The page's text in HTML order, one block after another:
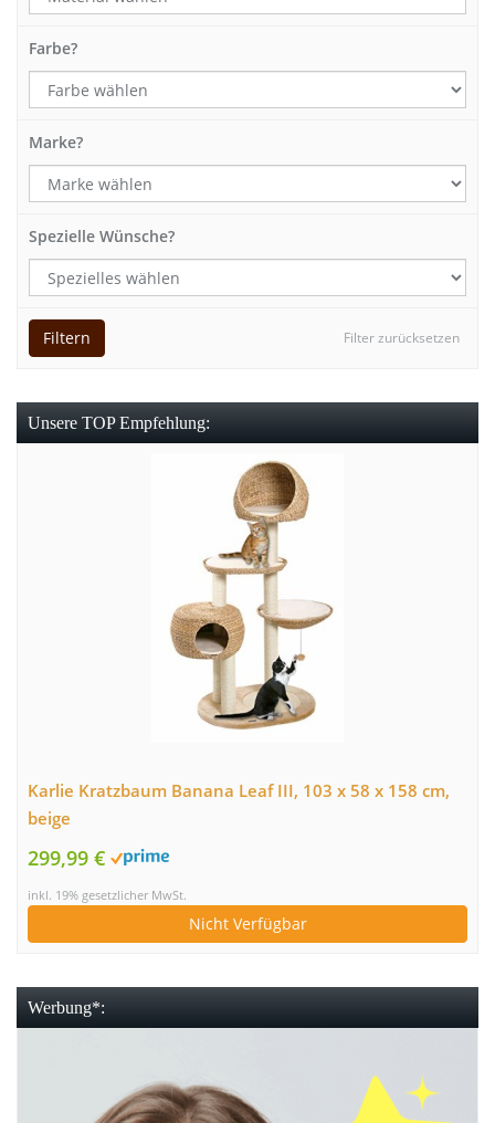
Farbe?
Marke?
Spezielle Wünsche?
Filter zurücksetzen
Filtern
Unsere TOP Empfehlung:
Karlie Kratzbaum Banana Leaf III, 103 x 58 x 158 cm,
beige
299,99 €
inkl. 19% gesetzlicher MwSt.
Nicht Verfügbar
Werbung*: